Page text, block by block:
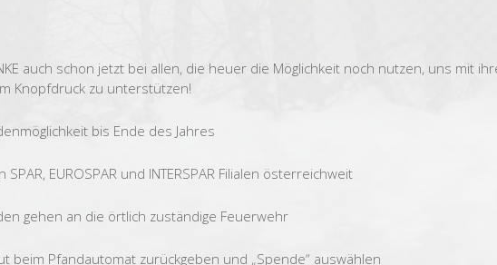
auch schon jetzt bei allen, die heuer die Möglichkeit noch nutzen, uns mit
Knopfdruck zu unterstützen!
bis Ende des Jahres
SPAR, EUROSPAR und INTERSPAR Filialen österreichweit
gehen an die örtlich zuständige Feuerwehr
beim Pfandautomat zurückgeben und „Spende“ auswählen